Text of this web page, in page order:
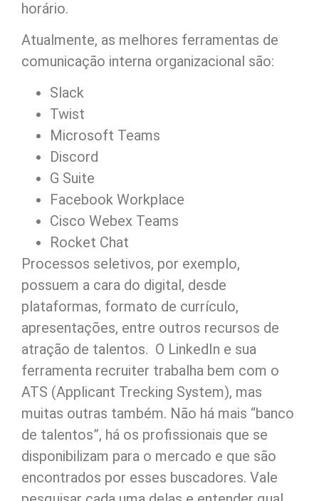
horário.
Atualmente, as melhores ferramentas de
comunicação interna organizacional são:
Slack
Twist
Microsoft Teams
Discord
G Suite
Facebook Workplace
Cisco Webex Teams
Rocket Chat
Processos seletivos, por exemplo,
possuem a cara do digital, desde
plataformas, formato de currículo,
apresentações, entre outros recursos de
atração de talentos. O LinkedIn e sua
ferramenta recruiter trabalha bem com o
ATS (Applicant Trecking System), mas
muitas outras também. Não há mais “banco
de talentos”, há os profissionais que se
disponibilizam para o mercado e que são
encontrados por esses buscadores. Vale